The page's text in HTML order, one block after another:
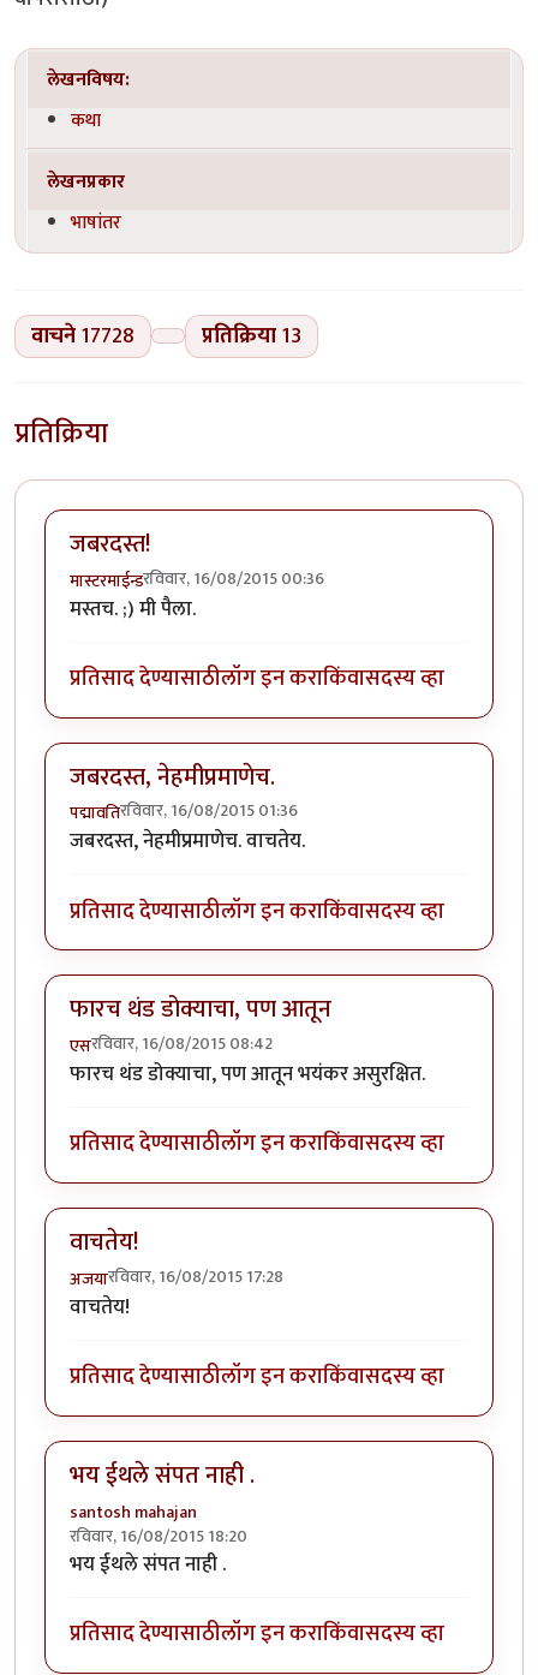
लेखनविषय:
कथा
लेखनप्रकार
भाषांतर
वाचने17728 प्रतिक्रिया13
प्रतिक्रिया
जबरदस्त!
मास्टरमाईन्डरविवार, 16/08/2015 00:36
मस्तच. ;) मी पैला.
प्रतिसाद देण्यासाठीलॉग इन कराकिंवासदस्य व्हा
जबरदस्त, नेहमीप्रमाणेच.
पद्मावतिरविवार, 16/08/2015 01:36
जबरदस्त, नेहमीप्रमाणेच. वाचतेय.
प्रतिसाद देण्यासाठीलॉग इन कराकिंवासदस्य व्हा
फारच थंड डोक्याचा, पण आतून
एसरविवार, 16/08/2015 08:42
फारच थंड डोक्याचा, पण आतून भयंकर असुरक्षित.
प्रतिसाद देण्यासाठीलॉग इन कराकिंवासदस्य व्हा
वाचतेय!
अजयारविवार, 16/08/2015 17:28
वाचतेय!
प्रतिसाद देण्यासाठीलॉग इन कराकिंवासदस्य व्हा
भय ईथले संपत नाही .
santosh mahajan
रविवार, 16/08/2015 18:20
भय ईथले संपत नाही .
प्रतिसाद देण्यासाठीलॉग इन कराकिंवासदस्य व्हा